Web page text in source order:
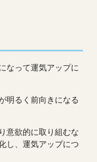
なって運気アップに
明るく前向きになる
意欲的に取り組むな
し、運気アップにつ